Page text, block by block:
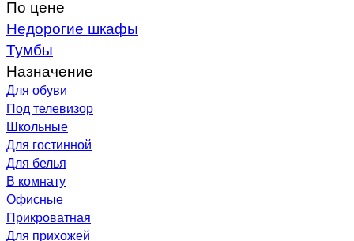
По цене
Недорогие шкафы
Тумбы
Назначение
Для обуви
Под телевизор
Школьные
Для гостинной
Для белья
В комнату
Офисные
Прикроватная
Для прихожей